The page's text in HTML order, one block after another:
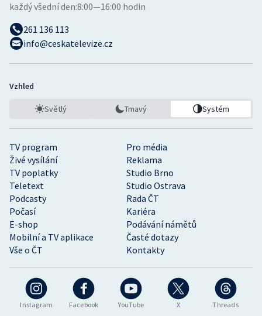
Instagram Facebook YouTube X Threads
TV program
Pro média
Živé vysílání
Reklama
TV poplatky
Studio Brno
Teletext
Studio Ostrava
Podcasty
Rada ČT
Počasí
Kariéra
E-shop
Podávání námětů
Mobilní a TV aplikace
Časté dotazy
Vše o ČT
Kontakty
každý všední den:8:00—16:00 hodin
261 136 113
info@ceskatelevize.cz
Vzhled
Světlý Tmavý Systém